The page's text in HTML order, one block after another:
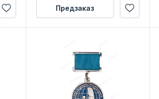
Предзаказ